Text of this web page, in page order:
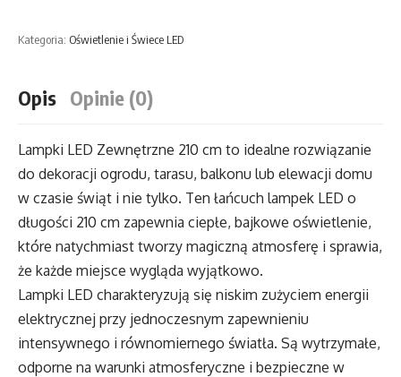
Zewnętrzne
cm
Kategoria: Oświetlenie i Świece LED
Opis Opinie (0)
Lampki LED Zewnętrzne 210 cm to idealne rozwiązanie
do dekoracji ogrodu, tarasu, balkonu lub elewacji domu
w czasie świąt i nie tylko. Ten łańcuch lampek LED o
długości 210 cm zapewnia ciepłe, bajkowe oświetlenie,
które natychmiast tworzy magiczną atmosferę i sprawia,
że każde miejsce wygląda wyjątkowo.
Lampki LED charakteryzują się niskim zużyciem energii
elektrycznej przy jednoczesnym zapewnieniu
intensywnego i równomiernego światła. Są wytrzymałe,
odporne na warunki atmosferyczne i bezpieczne w